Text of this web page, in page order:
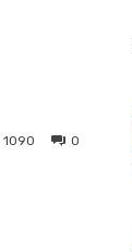
0
1090